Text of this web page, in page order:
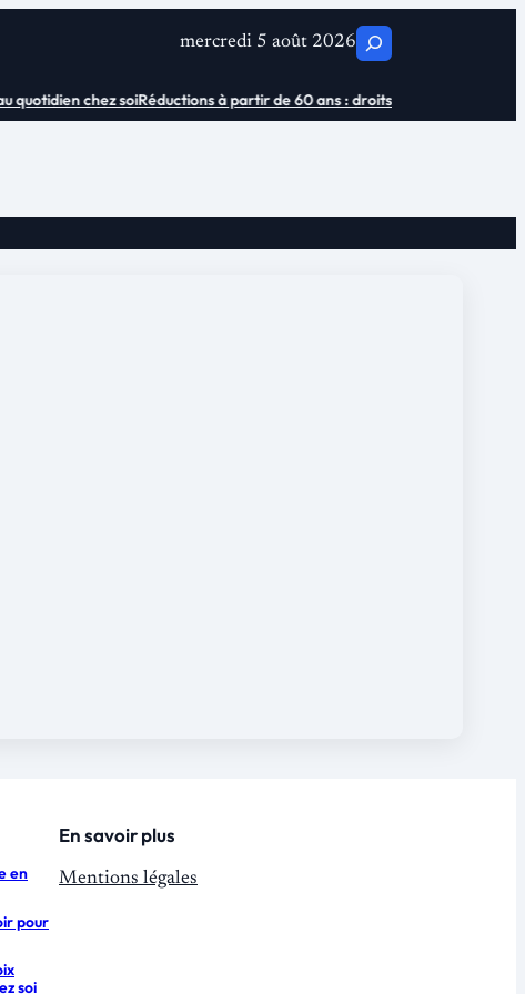
mercredi 5 août 2026C
e
chez soiRéductions à partir de 60 ans : droits et économies
en
pour
soi
En savoir plus
Mentions légales